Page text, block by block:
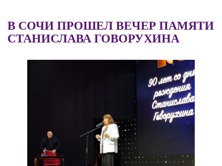
В СОЧИ ПРОШЕЛ ВЕЧЕР ПАМЯТИ
СТАНИСЛАВА ГОВОРУХИНА